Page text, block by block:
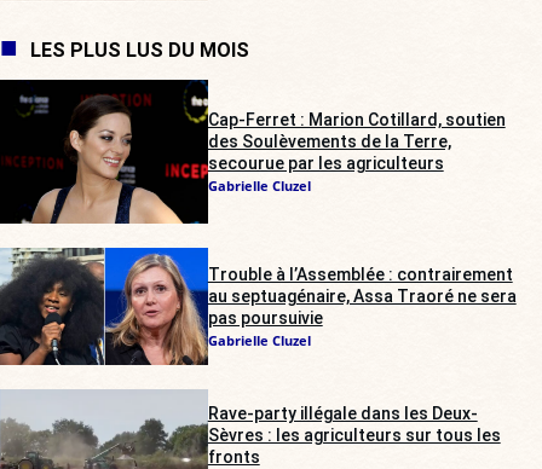
LES PLUS LUS DU MOIS
Cap-Ferret : Marion Cotillard, soutien
des Soulèvements de la Terre,
secourue par les agriculteurs
Gabrielle Cluzel
Trouble à l’Assemblée : contrairement
au septuagénaire, Assa Traoré ne sera
pas poursuivie
Gabrielle Cluzel
Rave-party illégale dans les Deux-
Sèvres : les agriculteurs sur tous les
fronts